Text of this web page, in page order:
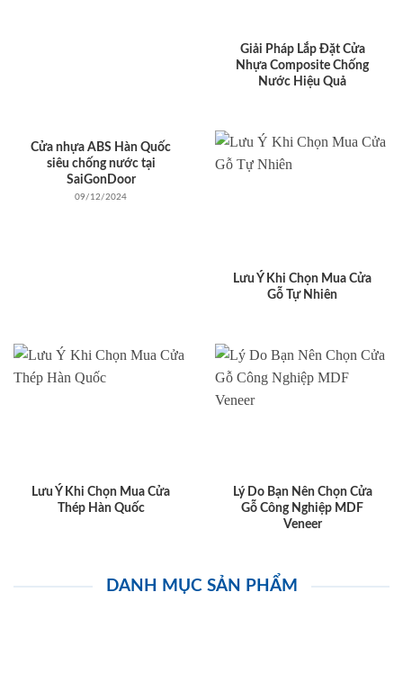
Giải Pháp Lắp Đặt Cửa
Nhựa Composite Chống
Nước Hiệu Quả
Cửa nhựa ABS Hàn Quốc
siêu chống nước tại
SaiGonDoor
09/12/2024
Lưu Ý Khi Chọn Mua Cửa
Gỗ Tự Nhiên
Lưu Ý Khi Chọn Mua Cửa
Thép Hàn Quốc
Lý Do Bạn Nên Chọn Cửa
Gỗ Công Nghiệp MDF
Veneer
DANH MỤC SẢN PHẨM